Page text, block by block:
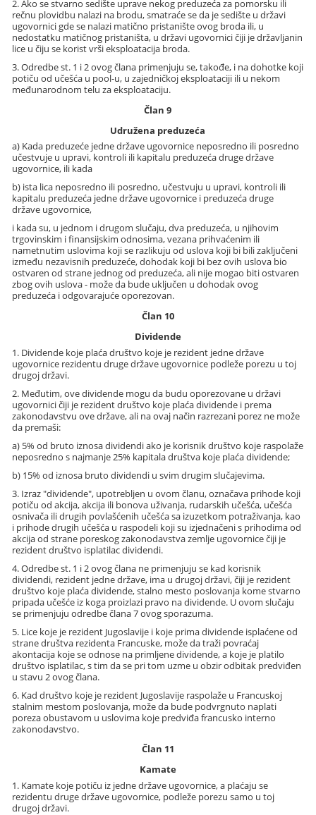
2. Ako se stvarno sedište uprave nekog preduzeća za pomorsku ili
rečnu plovidbu nalazi na brodu, smatraće se da je sedište u državi
ugovornici gde se nalazi matično pristanište ovog broda ili, u
nedostatku matičnog pristaništa, u državi ugovornici čiji je državljanin
lice u čiju se korist vrši eksploatacija broda.
3. Odredbe st. 1 i 2 ovog člana primenjuju se, takođe, i na dohotke koji
potiču od učešća u pool-u, u zajedničkoj eksploataciji ili u nekom
međunarodnom telu za eksploataciju.
Član 9
Udružena preduzeća
a) Kada preduzeće jedne države ugovornice neposredno ili posredno
učestvuje u upravi, kontroli ili kapitalu preduzeća druge države
ugovornice, ili kada
b) ista lica neposredno ili posredno, učestvuju u upravi, kontroli ili
kapitalu preduzeća jedne države ugovornice i preduzeća druge
države ugovornice,
i kada su, u jednom i drugom slučaju, dva preduzeća, u njihovim
trgovinskim i finansijskim odnosima, vezana prihvaćenim ili
nametnutim uslovima koji se razlikuju od uslova koji bi bili zaključeni
između nezavisnih preduzeće, dohodak koji bi bez ovih uslova bio
ostvaren od strane jednog od preduzeća, ali nije mogao biti ostvaren
zbog ovih uslova - može da bude uključen u dohodak ovog
preduzeća i odgovarajuće oporezovan.
Član 10
Dividende
1. Dividende koje plaća društvo koje je rezident jedne države
ugovornice rezidentu druge države ugovornice podleže porezu u toj
drugoj državi.
2. Međutim, ove dividende mogu da budu oporezovane u državi
ugovornici čiji je rezident društvo koje plaća dividende i prema
zakonodavstvu ove države, ali na ovaj način razrezani porez ne može
da premaši:
a) 5% od bruto iznosa dividendi ako je korisnik društvo koje raspolaže
neposredno s najmanje 25% kapitala društva koje plaća dividende;
b) 15% od iznosa bruto dividendi u svim drugim slučajevima.
3. Izraz "dividende", upotrebljen u ovom članu, označava prihode koji
potiču od akcija, akcija ili bonova uživanja, rudarskih učešća, učešća
osnivača ili drugih povlašćenih učešća sa izuzetkom potraživanja, kao
i prihode drugih učešća u raspodeli koji su izjednačeni s prihodima od
akcija od strane poreskog zakonodavstva zemlje ugovornice čiji je
rezident društvo isplatilac dividendi.
4. Odredbe st. 1 i 2 ovog člana ne primenjuju se kad korisnik
dividendi, rezident jedne države, ima u drugoj državi, čiji je rezident
društvo koje plaća dividende, stalno mesto poslovanja kome stvarno
pripada učešće iz koga proizlazi pravo na dividende. U ovom slučaju
se primenjuju odredbe člana 7 ovog sporazuma.
5. Lice koje je rezident Jugoslavije i koje prima dividende isplaćene od
strane društva rezidenta Francuske, može da traži povraćaj
akontacija koje se odnose na primljene dividende, a koje je platilo
društvo isplatilac, s tim da se pri tom uzme u obzir odbitak predviđen
u stavu 2 ovog člana.
6. Kad društvo koje je rezident Jugoslavije raspolaže u Francuskoj
stalnim mestom poslovanja, može da bude podvrgnuto naplati
poreza obustavom u uslovima koje predviđa francusko interno
zakonodavstvo.
Član 11
Kamate
1. Kamate koje potiču iz jedne države ugovornice, a plaćaju se
rezidentu druge države ugovornice, podleže porezu samo u toj
drugoj državi.